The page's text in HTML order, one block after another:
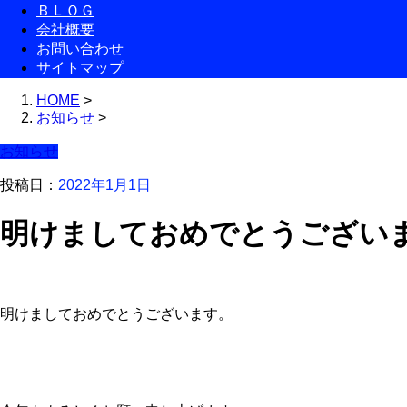
ＢＬＯＧ
会社概要
お問い合わせ
サイトマップ
HOME >
お知らせ >
お知らせ
投稿日： 2022年1月1日
明けましておめでとうござい
明けましておめでとうございます。